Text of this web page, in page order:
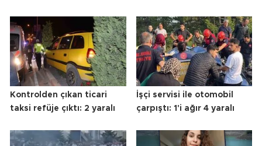
Kontrolden çıkan ticari
taksi refüje çıktı: 2 yaralı
İşçi servisi ile otomobil
çarpıştı: 1'i ağır 4 yaralı